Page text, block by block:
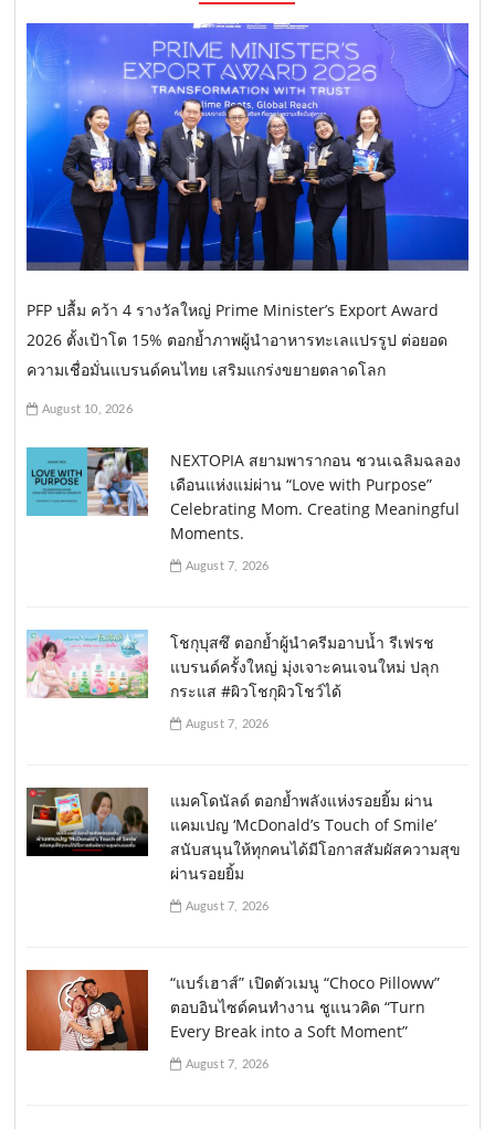
PFP ปลื้ม คว้า 4 รางวัลใหญ่ Prime Minister’s Export Award
2026 ตั้งเป้าโต 15% ตอกย้ำภาพผู้นำอาหารทะเลแปรรูป ต่อยอด
ความเชื่อมั่นแบรนด์คนไทย เสริมแกร่งขยายตลาดโลก
August 10, 2026
NEXTOPIA สยามพารากอน ชวนเฉลิมฉลอง
เดือนแห่งแม่ผ่าน “Love with Purpose”
Celebrating Mom. Creating Meaningful
Moments.
August 7, 2026
โชกุบุสซึ ตอกย้ำผู้นำครีมอาบน้ำ รีเฟรช
แบรนด์ครั้งใหญ่ มุ่งเจาะคนเจนใหม่ ปลุก
กระแส #ผิวโชกุผิวโชว์ได้
August 7, 2026
แมคโดนัลด์ ตอกย้ำพลังแห่งรอยยิ้ม ผ่าน
แคมเปญ ‘McDonald’s Touch of Smile’
สนับสนุนให้ทุกคนได้มีโอกาสสัมผัสความสุข
ผ่านรอยยิ้ม
August 7, 2026
“แบร์เฮาส์” เปิดตัวเมนู “Choco Pilloww”
ตอบอินไซด์คนทำงาน ชูแนวคิด “Turn
Every Break into a Soft Moment”
August 7, 2026